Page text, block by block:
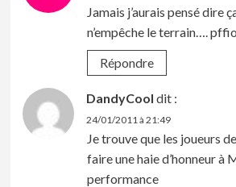
Jamais j’aurais pensé dire
n’empêche le terrain….
Répondre
DandyCool dit :
24/01/2011 à 21:49
Je trouve que les joueurs
faire une haie d’honneur à
performance